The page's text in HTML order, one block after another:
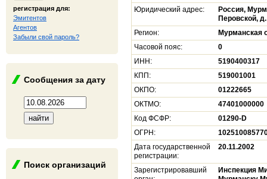
регистрация для:
Эмитентов
Агентов
Забыли свой пароль?
Сообщения за дату
Поиск организаций
Юридический адрес:
Россия,
Перовской,
Регион:
Мурманская
Часовой пояс:
0
ИНН:
5190400317
КПП:
519001001
ОКПО:
01222665
ОКТМО:
47401000000
Код ФСФР:
01290-D
ОГРН:
Дата государственной
регистрации:
20.11.2002
Зарегистрировавший
Инспекция